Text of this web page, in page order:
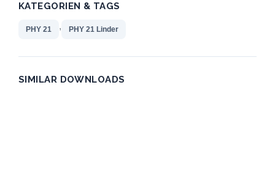
KATEGORIEN & TAGS
PHY 21 , PHY 21 Linder
SIMILAR DOWNLOADS